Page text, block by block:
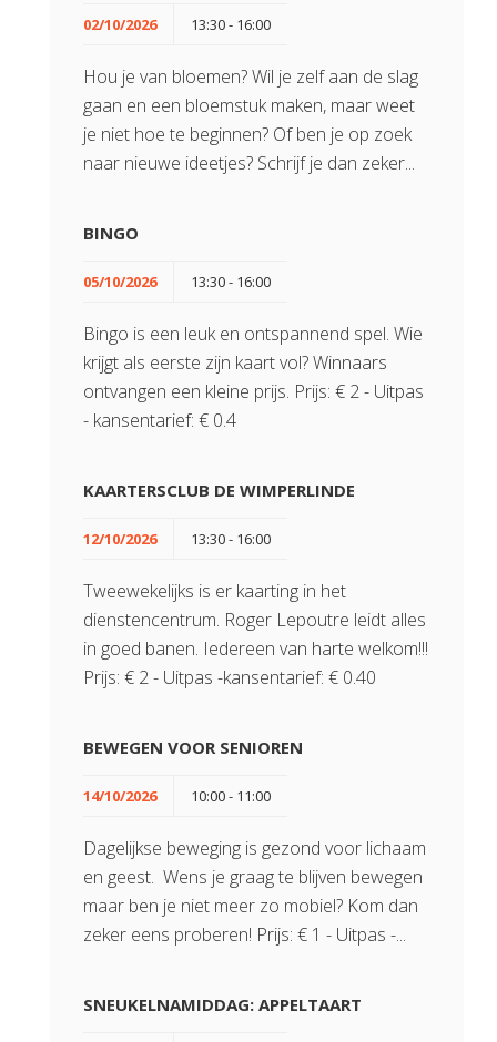
02/10/2026 13:30 - 16:00
Hou je van bloemen? Wil je zelf aan de slag
gaan en een bloemstuk maken, maar weet
je niet hoe te beginnen? Of ben je op zoek
naar nieuwe ideetjes? Schrijf je dan zeker...
BINGO
05/10/2026 13:30 - 16:00
Bingo is een leuk en ontspannend spel. Wie
krijgt als eerste zijn kaart vol? Winnaars
ontvangen een kleine prijs. Prijs: € 2 - Uitpas
- kansentarief: € 0.4
KAARTERSCLUB DE WIMPERLINDE
12/10/2026 13:30 - 16:00
Tweewekelijks is er kaarting in het
dienstencentrum. Roger Lepoutre leidt alles
in goed banen. Iedereen van harte welkom!!!
Prijs: € 2 - Uitpas -kansentarief: € 0.40
BEWEGEN VOOR SENIOREN
14/10/2026 10:00 - 11:00
Dagelijkse beweging is gezond voor lichaam
en geest. Wens je graag te blijven bewegen
maar ben je niet meer zo mobiel? Kom dan
zeker eens proberen! Prijs: € 1 - Uitpas -...
SNEUKELNAMIDDAG: APPELTAART